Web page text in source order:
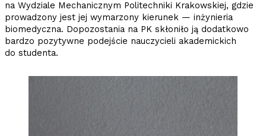
na Wydziale Mechanicznym Politechniki Krakowskiej, gdzie
prowadzony jest jej wymarzony kierunek — inżynieria
biomedyczna. Dopozostania na PK skłoniło ją dodatkowo
bardzo pozytywne podejście nauczycieli akademickich
do studenta.